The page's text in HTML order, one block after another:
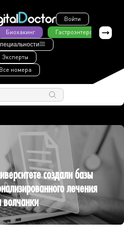
Войти
Биохакинг Гастроэнтерология
Эксперты
Все номера
создали базы
лечения
волчанки